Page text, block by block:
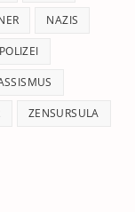
NAZIS
POLIZEI
ZENSURSULA